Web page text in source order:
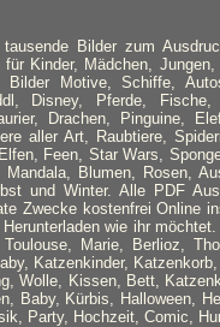
Bilder zum
für Kinder, Mädchen,
Bilder Motive, Schiffe,
Disney, Pferde,
Drachen, Pinguine,
aller Art, Raubtiere,
Feen, Star Wars,
Mandala, Blumen, Rosen,
und Winter. Alle PDF
Zwecke kostenfrei Online
wie ihr
Marie, Berlioz,
Katzenkinder,
Wolle, Kissen, Bett,
Baby, Kürbis, Halloween,
Party, Hochzeit, Comic,